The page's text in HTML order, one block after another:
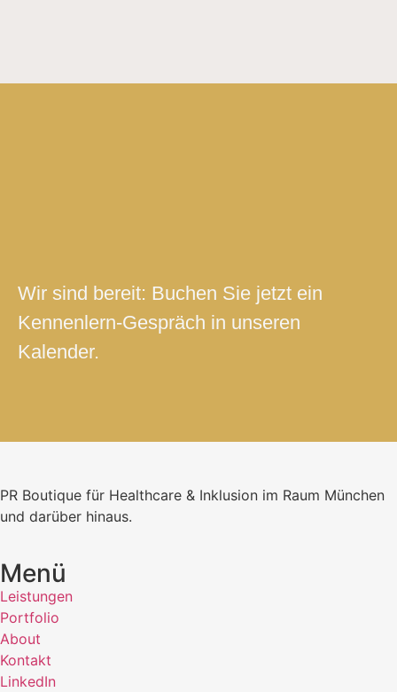
Wir sind bereit: Buchen Sie jetzt ein
Kennenlern-Gespräch in unseren
Kalender.
PR Boutique für Healthcare & Inklusion im Raum München
und darüber hinaus.
Menü
Leistungen
Portfolio
About
Kontakt
LinkedIn